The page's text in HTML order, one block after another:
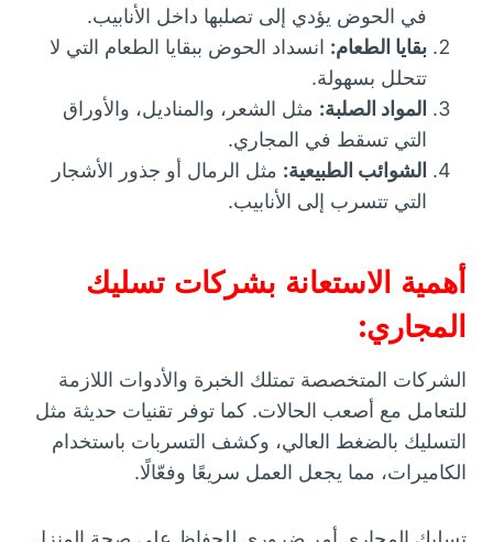
في الحوض يؤدي إلى تصلبها داخل الأنابيب.
بقايا الطعام: انسداد الحوض ببقايا الطعام التي لا
تتحلل بسهولة.
المواد الصلبة: مثل الشعر، والمناديل، والأوراق
التي تسقط في المجاري.
الشوائب الطبيعية: مثل الرمال أو جذور الأشجار
التي تتسرب إلى الأنابيب.
أهمية الاستعانة بشركات تسليك
المجاري:
الشركات المتخصصة تمتلك الخبرة والأدوات اللازمة
للتعامل مع أصعب الحالات. كما توفر تقنيات حديثة مثل
التسليك بالضغط العالي، وكشف التسربات باستخدام
الكاميرات، مما يجعل العمل سريعًا وفعّالًا.